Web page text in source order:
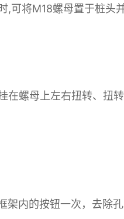
可将M18螺母置于桩头
螺母上左右扭转、扭
内的按钮一次，去除孔